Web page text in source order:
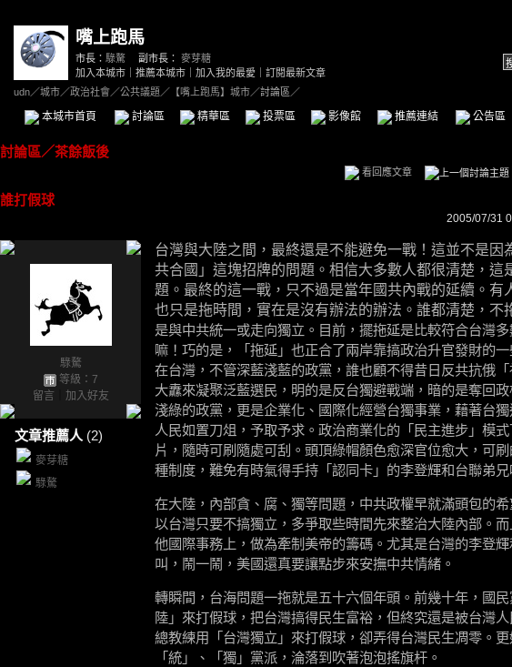
嘴上跑馬
市長： 騄驁 副市長： 麥芽糖
加入本城市
推薦本城市 加入我的最愛
訂閱最新文章
udn／城市／政治社會／公共議題 ／ 【嘴上跑馬】城市／討論區／
本城市首頁 討論區 精華區 投票區 影像館 推薦連結 公告區
討論區／茶餘飯後
看回應文章
誰打假球
2005/07/31
騄驁
等級：7
留言
加入好友
文章推薦人 (2)
麥芽糖
騄驁
台灣與大陸之間，最終還是不能避免一戰！這並不是因
共合國」這塊招牌的問題。相信大多數人都很清楚，這
題。最終的這一戰，只不過是當年國共內戰的延續。有
也只是拖時間，實在是沒有辦法的辦法。誰都清楚，不
是與中共統一或走向獨立。目前，擺拖延是比較符合台灣
嘛！巧的是，「拖延」也正合了兩岸靠搞政治升官發財的一
在台灣，不管深藍淺藍的政黨，誰也顧不得昔日反共抗俄
大纛來凝聚泛藍選民，明的是反台獨避戰端，暗的是奪回
淺綠的政黨，更是企業化、國際化經營台獨事業，藉著台
人民如置刀俎，予取予求。政治商業化的「民主進步」模
片，隨時可刷隨處可刮。頭頂綠帽顏色愈深官位愈大，可
種制度，難免有時氣得手持「認同卡」的李登輝和台聯弟兄
在大陸，內部貪、腐、獨等問題，中共政權早就滿頭包的
以台灣只要不搞獨立，多爭取些時間先來整治大陸內部。
他國際事務上，做為牽制美帝的籌碼。尤其是台灣的李登
叫，鬧一鬧，美國還真要讓點步來安撫中共情緒。
轉瞬間，台海問題一拖就是五十六個年頭。前幾十年，國
陸」來打假球，把台灣搞得民生富裕，但終究還是被台灣
總教練用「台灣獨立」來打假球，卻弄得台灣民生凋零。
「統」、「獨」黨派，淪落到吹著泡泡搖旗杆。